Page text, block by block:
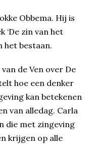
Obbema. Hij is
‘De zin van het
het bestaan.
de Ven over De
hoe een denker
kan betekenen
van alledag. Carla
die met zingeving
krijgen op alle